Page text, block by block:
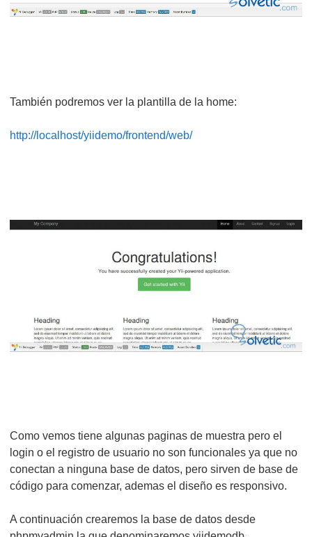
También podremos ver la plantilla de la home:
http://localhost/yiidemo/frontend/web/
Como vemos tiene algunas paginas de muestra pero el
login o el registro de usuario no son funcionales ya que no
conectan a ninguna base de datos, pero sirven de base de
código para comenzar, ademas el diseño es responsivo.
A continuación crearemos la base de datos desde